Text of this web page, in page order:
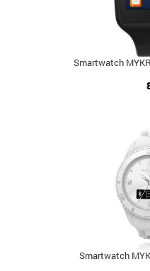
Smartwatch
Smartwatch